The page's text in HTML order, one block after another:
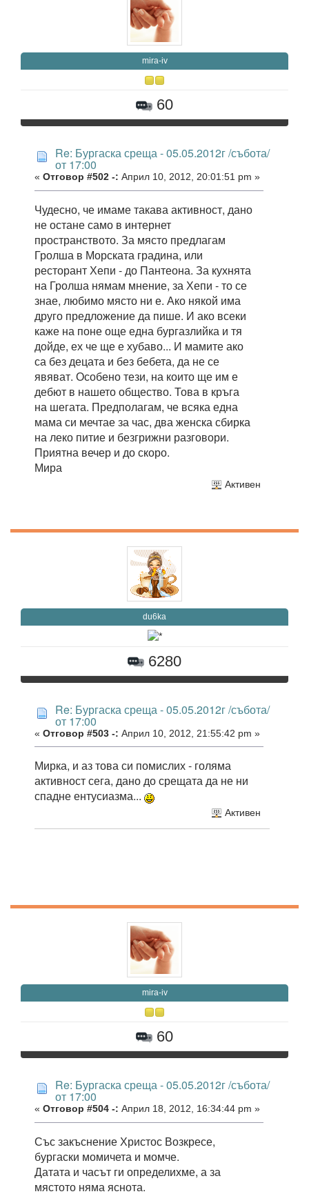
mira-iv
60
Re: Бургаска среща - 05.05.2012г /събота/
от 17:00
« Отговор #502 -: Април 10, 2012, 20:01:51 pm »
Чудесно, че имаме такава активност, дано
не остане само в интернет
пространството. За място предлагам
Гролша в Морската градина, или
ресторант Хепи - до Пантеона. За кухнята
на Гролша нямам мнение, за Хепи - то се
знае, любимо място ни е. Ако някой има
друго предложение да пише. И ако всеки
каже на поне още една бургазлийка и тя
дойде, ех че ще е хубаво... И мамите ако
са без децата и без бебета, да не се
явяват. Особено тези, на които ще им е
дебют в нашето общество. Това в кръга
на шегата. Предполагам, че всяка една
мама си мечтае за час, два женска сбирка
на леко питие и безгрижни разговори.
Приятна вечер и до скоро.
Мира
Активен
du6ka
6280
Re: Бургаска среща - 05.05.2012г /събота/
от 17:00
« Отговор #503 -: Април 10, 2012, 21:55:42 pm »
Мирка, и аз това си помислих - голяма
активност сега, дано до срещата да не ни
спадне ентусиазма...
Активен
mira-iv
60
Re: Бургаска среща - 05.05.2012г /събота/
от 17:00
« Отговор #504 -: Април 18, 2012, 16:34:44 pm »
Със закъснение Христос Возкресе,
бургаски момичета и момче.
Датата и часът ги определихме, а за
мястото няма яснота.